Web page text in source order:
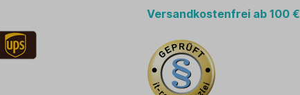
Versandkostenfrei ab 100 €